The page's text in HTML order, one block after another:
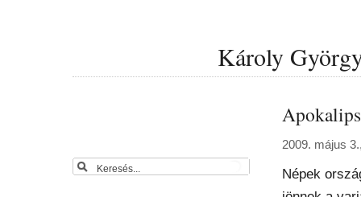
Károly
2009. május
Népek